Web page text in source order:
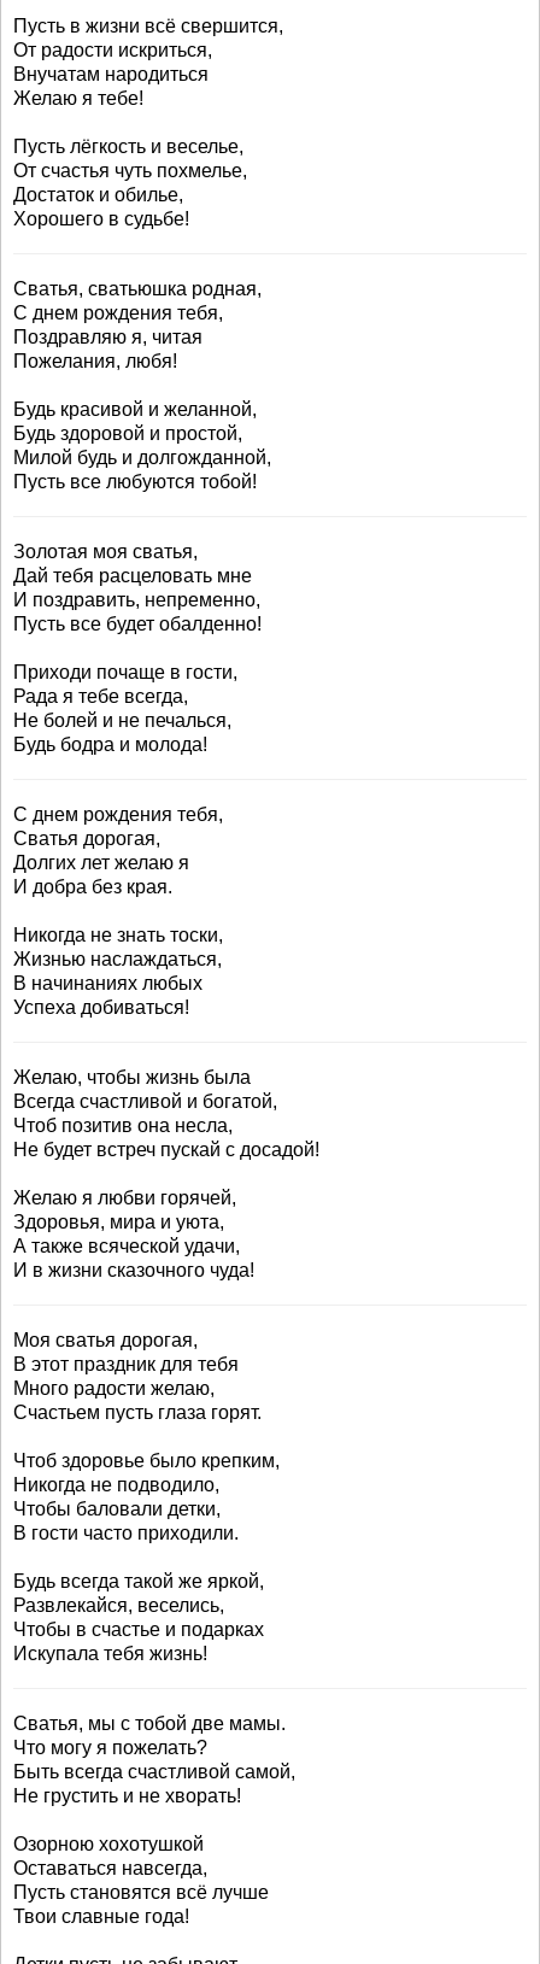
Пусть в жизни всё свершится,
От радости искриться,
Внучатам народиться
Желаю я тебе!
Пусть лёгкость и веселье,
От счастья чуть похмелье,
Достаток и обилье,
Хорошего в судьбе!
Сватья, сватьюшка родная,
С днем рождения тебя,
Поздравляю я, читая
Пожелания, любя!
Будь красивой и желанной,
Будь здоровой и простой,
Милой будь и долгожданной,
Пусть все любуются тобой!
Золотая моя сватья,
Дай тебя расцеловать мне
И поздравить, непременно,
Пусть все будет обалденно!
Приходи почаще в гости,
Рада я тебе всегда,
Не болей и не печалься,
Будь бодра и молода!
С днем рождения тебя,
Сватья дорогая,
Долгих лет желаю я
И добра без края.
Никогда не знать тоски,
Жизнью наслаждаться,
В начинаниях любых
Успеха добиваться!
Желаю, чтобы жизнь была
Всегда счастливой и богатой,
Чтоб позитив она несла,
Не будет встреч пускай с досадой!
Желаю я любви горячей,
Здоровья, мира и уюта,
А также всяческой удачи,
И в жизни сказочного чуда!
Моя сватья дорогая,
В этот праздник для тебя
Много радости желаю,
Счастьем пусть глаза горят.
Чтоб здоровье было крепким,
Никогда не подводило,
Чтобы баловали детки,
В гости часто приходили.
Будь всегда такой же яркой,
Развлекайся, веселись,
Чтобы в счастье и подарках
Искупала тебя жизнь!
Сватья, мы с тобой две мамы.
Что могу я пожелать?
Быть всегда счастливой самой,
Не грустить и не хворать!
Озорною хохотушкой
Оставаться навсегда,
Пусть становятся всё лучше
Твои славные года!